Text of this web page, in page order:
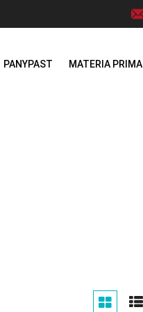
PANYPAST MATERIA PRIMA